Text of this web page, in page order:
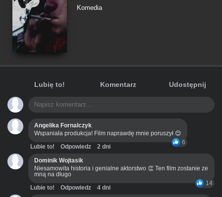
Komedia
Lubię to! Komentarz Udostępnij
Angelika Fornalczyk
Wspaniała produkcja! Film naprawdę mnie poruszył 😊
6
Lubie to! Odpowiedz
2 dni
Dominik Wojtasik
Niesamowita historia i genialne aktorstwo 👏 Ten film zostanie ze
mną na długo
14
Lubie to! Odpowiedz
4 dni